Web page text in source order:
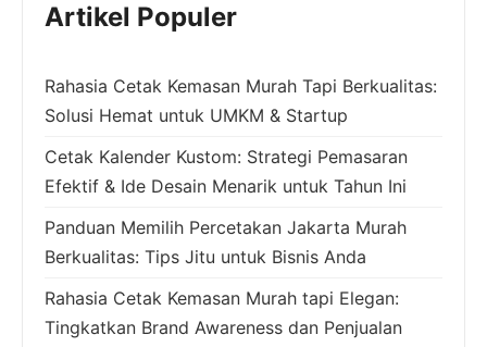
Artikel Populer
Rahasia Cetak Kemasan Murah Tapi Berkualitas:
Solusi Hemat untuk UMKM & Startup
Cetak Kalender Kustom: Strategi Pemasaran
Efektif & Ide Desain Menarik untuk Tahun Ini
Panduan Memilih Percetakan Jakarta Murah
Berkualitas: Tips Jitu untuk Bisnis Anda
Rahasia Cetak Kemasan Murah tapi Elegan:
Tingkatkan Brand Awareness dan Penjualan